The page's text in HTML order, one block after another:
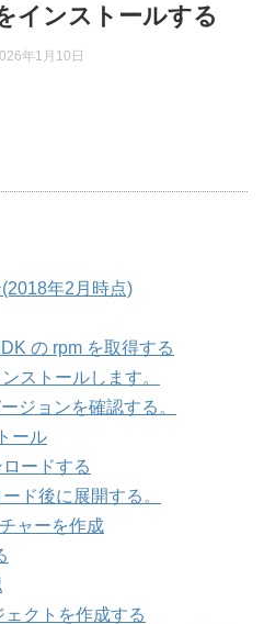
インストールする
年1月10日
年2月時点)
の rpm を取得する
ストールします。
ジョンを確認する。
ール
ードする
ド後に展開する。
ャーを作成
クトを作成する